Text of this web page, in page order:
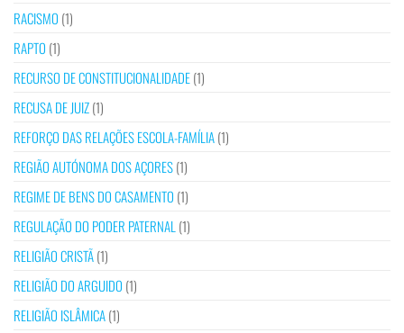
RACISMO (1)
RAPTO (1)
RECURSO DE CONSTITUCIONALIDADE(1)
RECUSA DE JUIZ(1)
REFORÇO DAS RELAÇÕES ESCOLA-FAMÍLIA(1)
REGIÃO AUTÓNOMA DOS AÇORES(1)
REGIME DE BENS DO CASAMENTO (1)
REGULAÇÃO DO PODER PATERNAL (1)
RELIGIÃO CRISTÃ(1)
RELIGIÃO DO ARGUIDO (1)
RELIGIÃO ISLÂMICA(1)